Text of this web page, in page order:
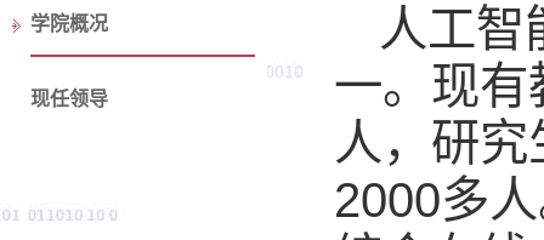
学院概况
现任领导
人工智
一。现有
人，研究
2000多